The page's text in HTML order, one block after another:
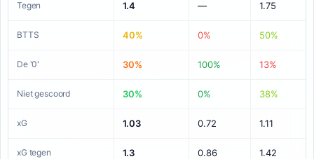
Tegen 1.4 — 1.75
BTTS 40% 0% 50%
De '0' 30% 100% 13%
Niet gescoord 30% 0% 38%
xG 1.03 0.72 1.11
xG tegen 1.3 0.86 1.42